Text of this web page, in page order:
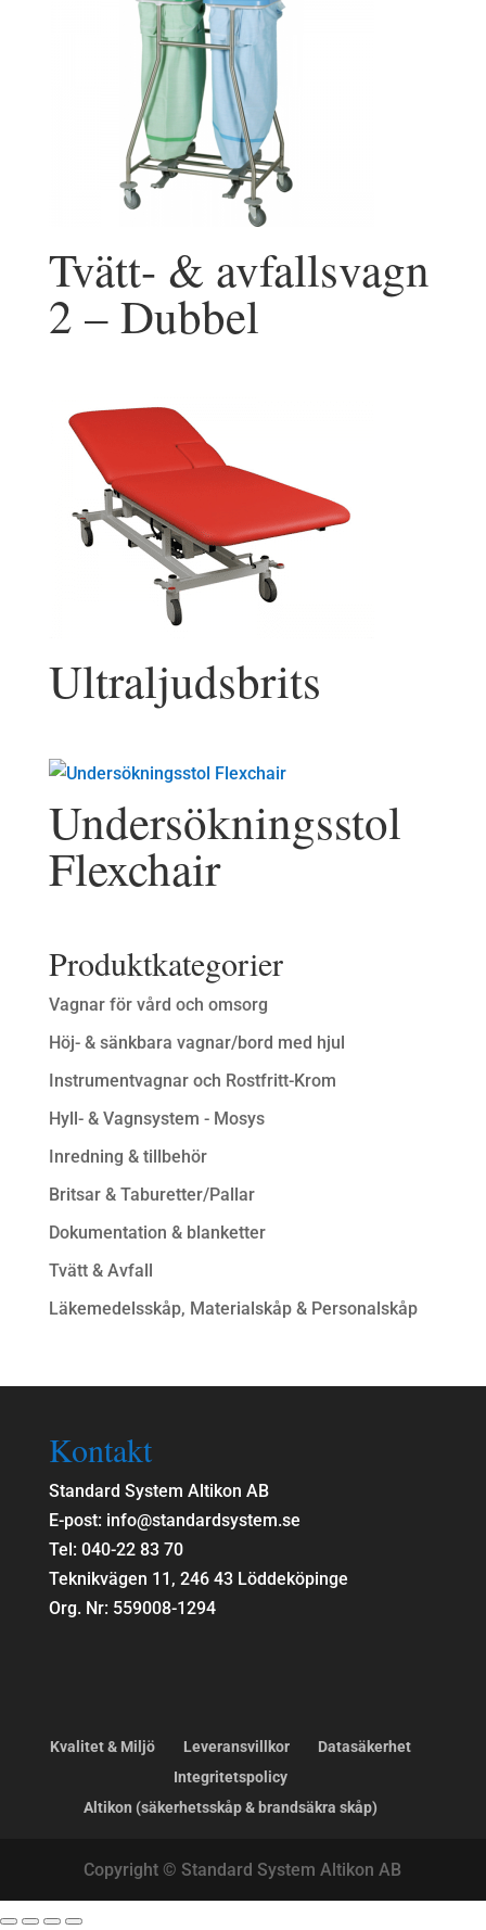
Tvätt- & avfallsvagn
2 – Dubbel
Ultraljudsbrits
Undersökningsstol
Flexchair
Produktkategorier
Vagnar för vård och omsorg
Höj- & sänkbara vagnar/bord med hjul
Instrumentvagnar och Rostfritt-Krom
Hyll- & Vagnsystem - Mosys
Inredning & tillbehör
Britsar & Taburetter/Pallar
Dokumentation & blanketter
Tvätt & Avfall
Läkemedelsskåp, Materialskåp & Personalskåp
Kontakt
Standard System Altikon AB
E-post: info@standardsystem.se
Tel: 040-22 83 70
Teknikvägen 11, 246 43 Löddeköpinge
Org. Nr: 559008-1294
Kvalitet & Miljö Leveransvillkor
Datasäkerhet
Integritetspolicy
Altikon (säkerhetsskåp & brandsäkra skåp)
Copyright © Standard System Altikon AB